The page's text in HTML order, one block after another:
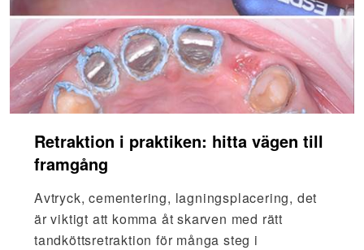
Retraktion i praktiken: hitta vägen till
framgång
Avtryck, cementering, lagningsplacering, det
är viktigt att komma åt skarven med rätt
tandköttsretraktion för många steg i